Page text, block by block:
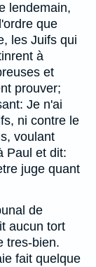
lendemain,
que
les Juifs qui
à
et
prouver;
Je n'ai
ni contre le
voulant
Paul et dit:
juge quant
de
aucun tort
tres-bien.
fait quelque